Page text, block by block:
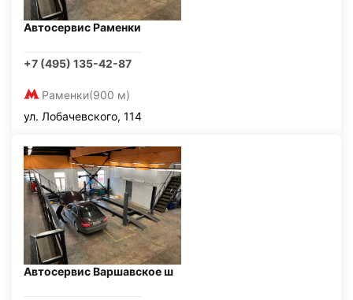
Автосервис Раменки
+7 (495) 135-42-87
Раменки(900 м)
ул. Лобачевского, 114
Автосервис Варшавское ш